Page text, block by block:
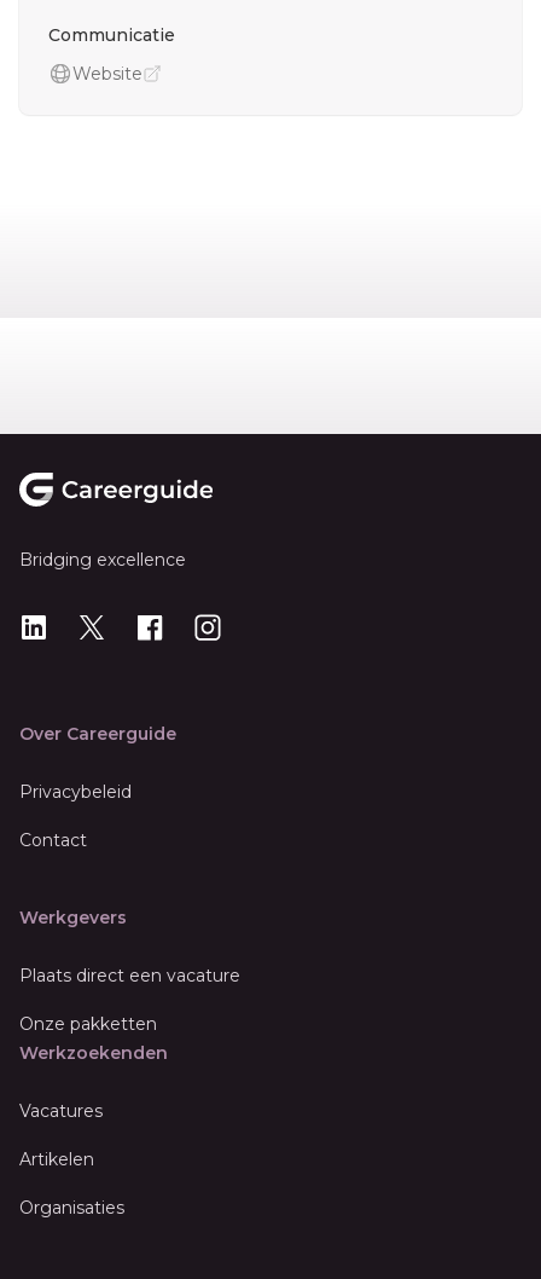
Communicatie
Website
Bridging excellence
LinkedIn
X Instagram
Over Careerguide
Privacybeleid
Contact
Werkgevers
Plaats direct een vacature
Onze pakketten
Werkzoekenden
Vacatures
Artikelen
Organisaties